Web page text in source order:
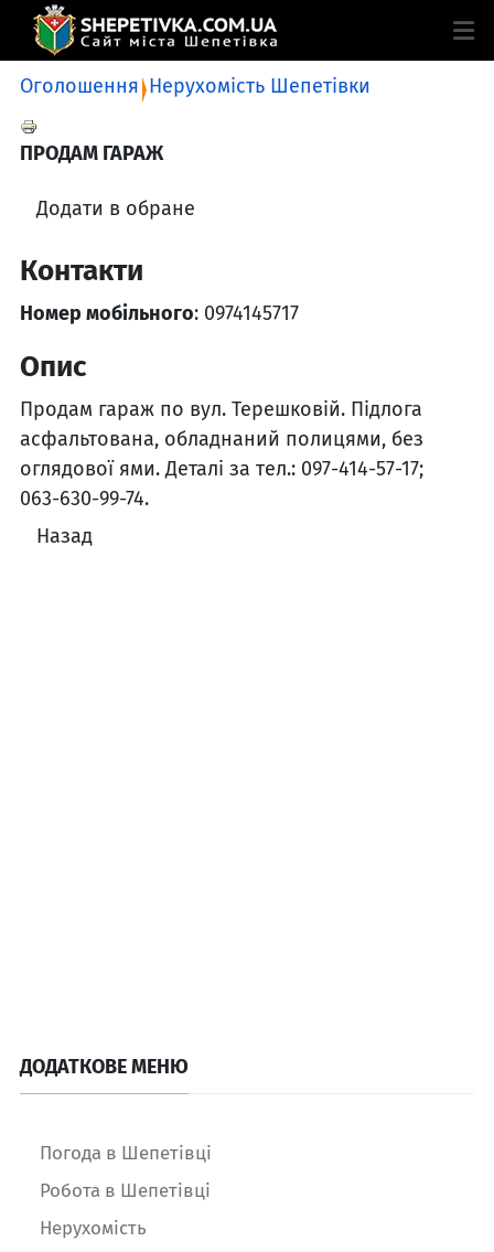
Оголошення Нерухомість Шепетівки
ПРОДАМ ГАРАЖ
Додати в обране
Контакти
Номер мобільного: 0974145717
Опис
Продам гараж по вул. Терешковій. Підлога
асфальтована, обладнаний полицями, без
оглядової ями. Деталі за тел.: 097-414-57-17;
063-630-99-74.
Назад
ДОДАТКОВЕ МЕНЮ
Погода в Шепетівці
Робота в Шепетівці
Нерухомість